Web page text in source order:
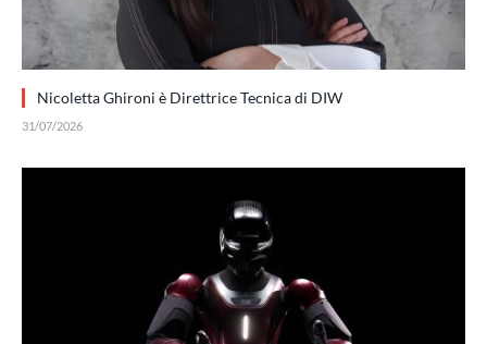
Nicoletta Ghironi è Direttrice Tecnica di DIW
31/07/2026